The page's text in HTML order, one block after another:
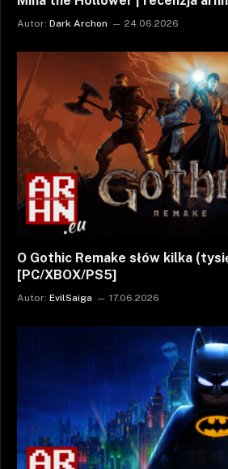
Autor: Dark Archon 24.06.2026
O Gothic Remake słów kilka
[PC/XBOX/PS5]
Autor: EvilSaiga 17.06.2026